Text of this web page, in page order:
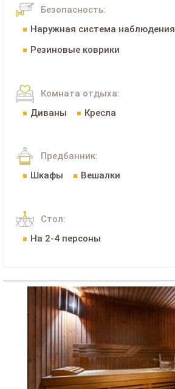
Безопасность:
Наружная система наблюдения
Резиновые коврики
Комната отдыха:
Диваны
Кресла
Предбанник:
Шкафы
Вешалки
Стол:
На 2-4 персоны